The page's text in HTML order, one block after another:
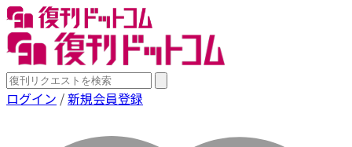
ログイン /新規会員登録